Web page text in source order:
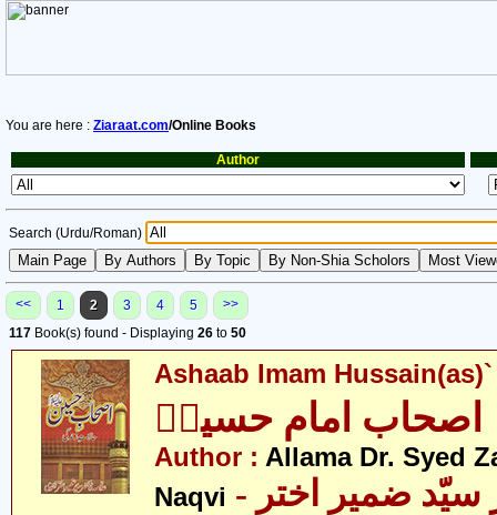
You are here : Ziaraat.com/Online Books
Author
Search (Urdu/Roman)
<< 1 2 3 4 5
>>
117 Book(s) found - Displaying 26 to 50
Ashaab Imam Hussain(as)`
اصحاب امام حسینؑ
Author : Allama Dr. Syed
Naqvi - علامہ ڈاکٹر سیّد ضمیر اختر